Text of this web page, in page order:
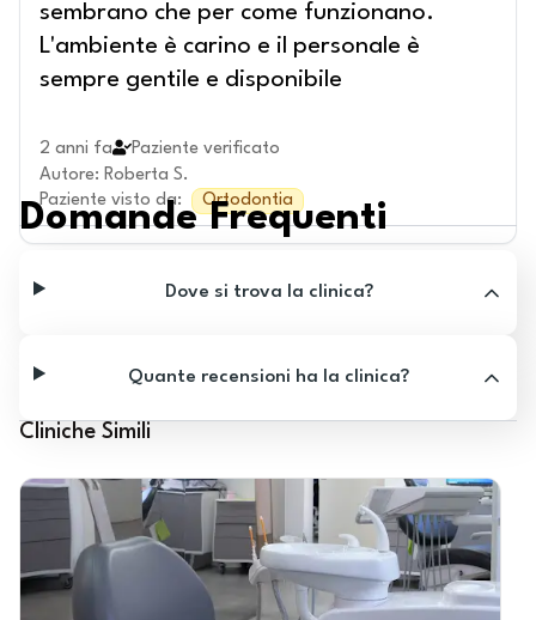
sembrano che per come funzionano.
L'ambiente è carino e il personale è
sempre gentile e disponibile
2 anni fa
Paziente verificato
Autore: Roberta S.
Paziente visto da: Ortodontia
Domande Frequenti
Dove si trova la clinica?
Quante recensioni ha la clinica?
Cliniche Simili